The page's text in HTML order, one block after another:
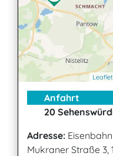
Leaflet
Anfahrt
20
Adresse:
Mukraner Straße 3,